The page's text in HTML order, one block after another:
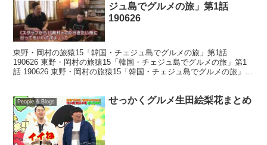
ジュ島でグルメの旅」第1話
190626
東野・岡村の旅猿15「韓国・チェジュ島でグルメの旅」第1話
190626 東野・岡村の旅猿15「韓国・チェジュ島でグルメの旅」第1
話 190626 東野・岡村の旅猿15「韓国・チェジュ島でグルメの旅」第
People & Blogs せっかくグルメ生田絵梨花まとめ